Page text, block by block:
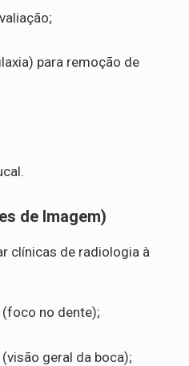
para remoção de
de Imagem)
clínicas de radiologia à
no dente);
geral da boca);